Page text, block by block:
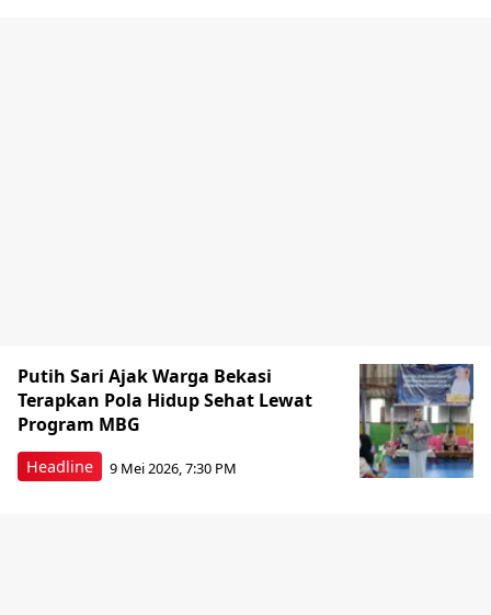
Headline
Putih Sari Ajak Warga Bekasi
Terapkan Pola Hidup Sehat Lewat
Program MBG
9 Mei 2026, 7:30 PM